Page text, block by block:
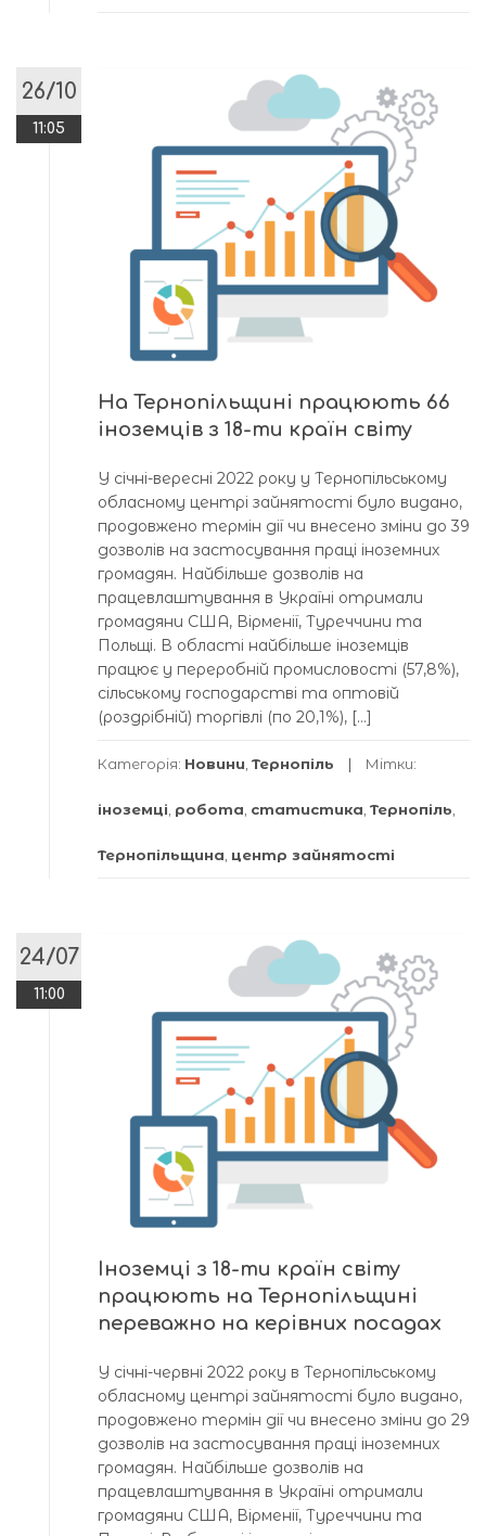
26/10
11:05
На Тернопільщині працюють 66
іноземців з 18-ти країн світу
У січні-вересні 2022 року у Тернопільському
обласному центрі зайнятості було видано,
продовжено термін дії чи внесено зміни до 39
дозволів на застосування праці іноземних
громадян. Найбільше дозволів на
працевлаштування в Україні отримали
громадяни США, Вірменії, Туреччини та
Польщі. В області найбільше іноземців
працює у переробній промисловості (57,8%),
сільському господарстві та оптовій
(роздрібній) торгівлі (по 20,1%), […]
Категорія: Новини, Тернопіль Мітки:
іноземці, робота, статистика, Тернопіль,
Тернопільщина, центр зайнятості
24/07
11:00
Іноземці з 18-ти країн світу
працюють на Тернопільщині
переважно на керівних посадах
У січні-червні 2022 року в Тернопільському
обласному центрі зайнятості було видано,
продовжено термін дії чи внесено зміни до 29
дозволів на застосування праці іноземних
громадян. Найбільше дозволів на
працевлаштування в Україні отримали
громадяни США, Вірменії, Туреччини та